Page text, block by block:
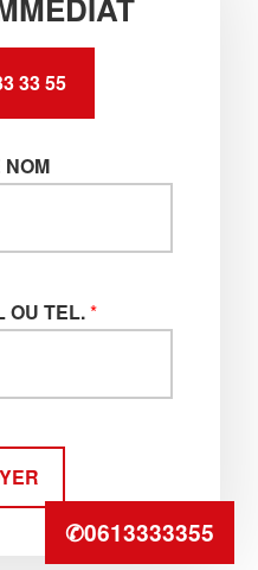
33 55
NOM
OU TEL.*
✆0613333355